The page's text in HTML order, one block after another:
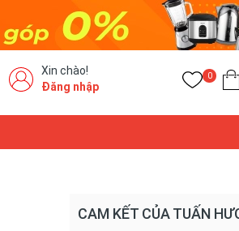
Xin chào!
Đăng nhập
0
CAM KẾT CỦA TUẤN